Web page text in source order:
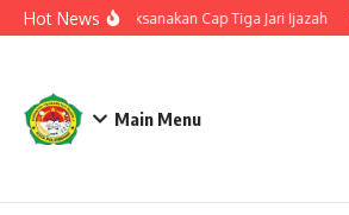
Lewati ke konten
Hot News
2 Palembang Laksanakan Cap Tiga Jari Ijazah
Main Menu